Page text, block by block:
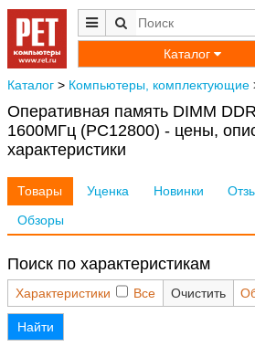
Каталог
Каталог > Компьютеры, комплектующие
Оперативная память DIMM
1600МГц (PC12800) - цены,
характеристики
Товары Уценка Новинки
Обзоры
Поиск по характеристикам
Характеристики Все Очистить
Найти